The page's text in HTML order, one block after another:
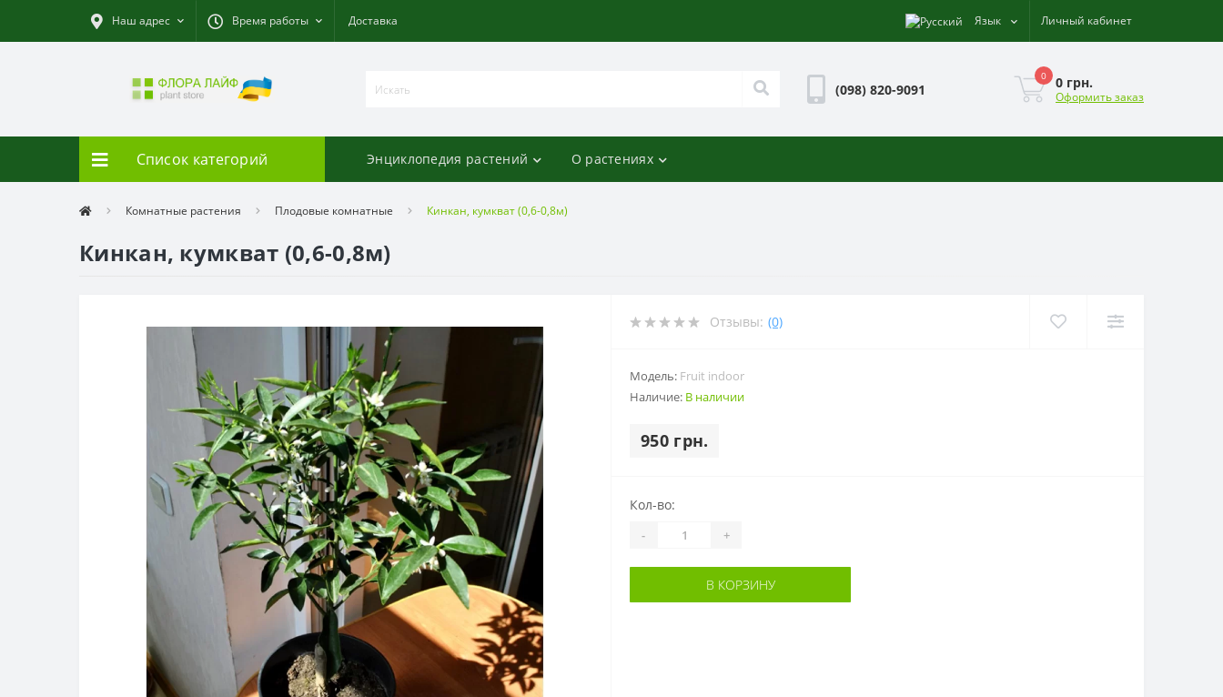
Наш адрес Время работы Доставка Язык Личный кабинет
(098) 820-9091
0 0 грн.
Оформить заказ
Список категорий Энциклопедия растений О растениях
Комнатные растения Плодовые комнатные Кинкан, кумкват (0,6-0,8м)
Кинкан, кумкват (0,6-0,8м)
Отзывы: (0)
Модель: Fruit indoor
Наличие: В наличии
950 грн.
Кол-во:
- +
В КОРЗИНУ